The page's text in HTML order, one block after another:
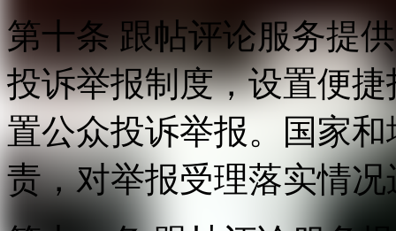
第十条 跟帖评论服务提
投诉举报制度，设置便
置公众投诉举报。国家
责，对举报受理落实情